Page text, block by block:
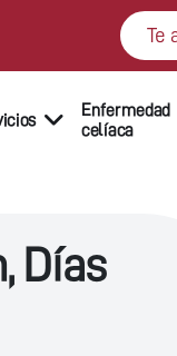
Te
Enfermedad
celíaca
Días